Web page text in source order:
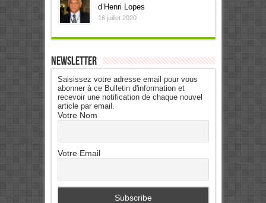
d’Henri Lopes
16 juillet 2020
Newsletter
Saisissez votre adresse email pour vous
abonner à ce Bulletin d'information et
recevoir une notification de chaque nouvel
article par email.
Votre Nom
Votre Email